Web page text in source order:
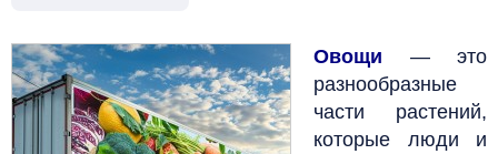
Овощи — это
разнообразные
части растений,
которые люди и